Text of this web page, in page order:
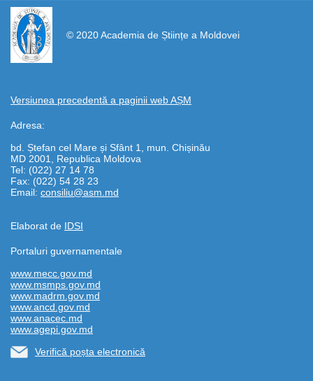
© 2020 Academia de Științe a Moldovei
Versiunea precedentă a paginii web AȘM
Adresa:
bd. Ștefan cel Mare și Sfânt 1, mun. Chișinău
MD 2001, Republica Moldova
Tel: (022) 27 14 78
Fax: (022) 54 28 23
Email: consiliu@asm.md
Elaborat de IDSI
https://propletenie.ru/
Portaluri guvernamentale
www.mecc.gov.md
www.msmps.gov.md
www.madrm.gov.md
www.ancd.gov.md
www.anacec.md
www.agepi.gov.md
Verifică poșta electronică